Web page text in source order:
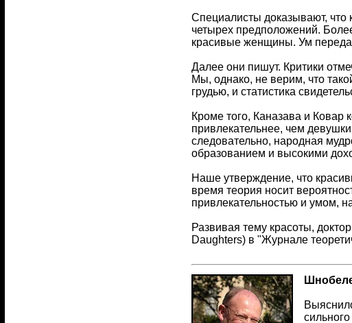
Специалисты доказывают, что
четырех предположений.
красивые женщины. Ум
Далее они пишут. Критики
Мы, однако, не верим, что
грудью, и статистика
Кроме того, Каназава и
привлекательнее, чем
следовательно, народная
образованием и высокими
Наше утверждение, что
время теория носит
привлекательностью и умом,
Развивая тему красоты,
Daughters) в "Журнале